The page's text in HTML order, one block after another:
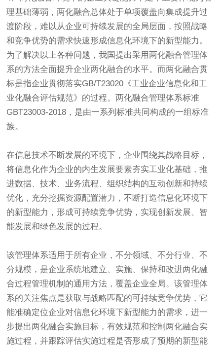
理基础薄弱，两化融合总体处于单项覆盖向集成提升过
渡阶段，难以从企业可持续发展的全局层面，按照战略
和竞争优势的需求快速形成信息化环境下的新型能力。
为了解决以上各种问题，我国提出采用两化融合管理体
系的方法全面提升企业两化融合的水平。而两化融合贯
标是指企业贯彻落实GB/T23020《工业企业信息化和工
业化融合评估规范》的过程。两化融合管理体系标准
GBT23003-2018，是由一系列标准共同构成的一组标准
族。
在信息技术不断发展的环境下，企业围绕其战略目标，
将信息化作为企业的内生发展要素夯实工业化基础，推
进数据、技术、业务流程、组织结构的互动创新和持续
优化，充分挖掘资源配置潜力，不断打造信息化环境下
的新型能力，形成可持续竞争优势，实现创新发展、智
能发展和绿色发展的过程。
该管理体系适用于所有企业，不分领域、不分行业、不
分规模，是企业系统地建立、实施、保持和改进两化融
合过程管理机制的通用方法，覆盖企业全局。该管理体
系的关注焦点是获取与战略匹配的可持续竞争优势，它
能准确定位企业对信息化环境下新型能力的需求，进一
步提出两化融合实施目标，有效规范和控制两化融合实
施过程，并跟踪评估实施过程是否形成了预期的新型能